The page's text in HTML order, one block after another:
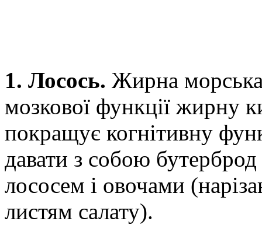
1. Лосось. Жирна
мозкової функції жирну
покращує когнітивну
давати з собою
лососем і овочами
листям салату).